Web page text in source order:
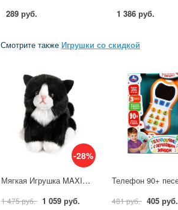
289 руб.
1 386 руб.
Смотрите также Игрушки со скидкой
-28%
Мягкая Игрушка MAXITOYS Черно-Белый Котик 20 см MT-TS112317-20
1 475 руб. 1 059 руб. 481 руб. 405 руб.